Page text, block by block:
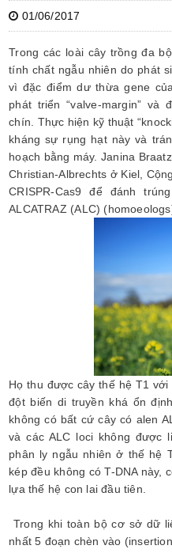
01/06/2017
Trong các loài cây trồng đa
tính chất ngẫu nhiên do phát
vì đặc điểm dư thừa gene
phát triển “valve-margin”
chín. Thực hiện kỹ thuật
kháng sự rụng hạt này và
hoạch bằng máy. Janina
Christian-Albrechts ở Kiel,
CRISPR-Cas9 để đánh
ALCATRAZ (ALC)
Họ thu được cây thế hệ T1
đột biến di truyền khá ổn
không có bất cứ cây có alen
và các ALC loci không được
phân ly ngẫu nhiên ở thế hệ
kép đều không có T-DNA này,
lựa thế hệ con lai đầu tiên.
Trong khi toàn bộ cơ sở dữ
nhất 5 đoạn chèn vào